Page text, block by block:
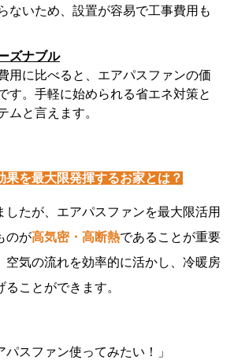
ないため、設置が容易で工事費用も
ズナブル
用に比べると、エアパスファンの価
す。手軽に始められる省エネ対策と
ムと言えます。
果を最大限発揮するお家とは？
したが、エアパスファンを最大限活用
のが高気密・高断熱であることが重要
空気の流れを効率的に活かし、冷暖房
ことができます。
パスファン使ってみたい！」